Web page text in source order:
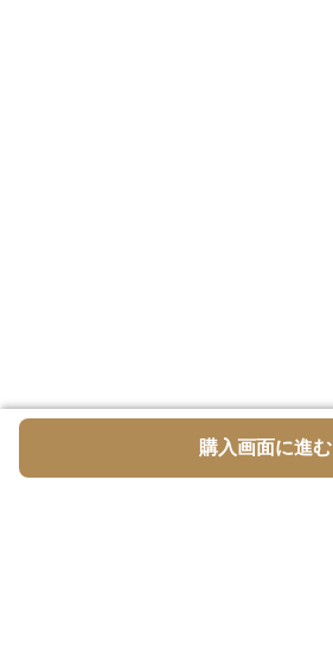
購入画面に進む
購入画面に進む